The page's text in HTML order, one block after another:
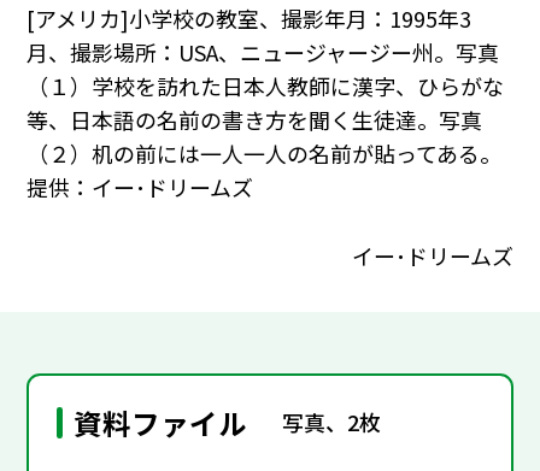
[アメリカ]小学校の教室、撮影年月：1995年3
月、撮影場所：USA、ニュージャージー州。写真
（１）学校を訪れた日本人教師に漢字、ひらがな
等、日本語の名前の書き方を聞く生徒達。写真
（２）机の前には一人一人の名前が貼ってある。
提供：イー･ドリームズ
イー･ドリームズ
資料ファイル 写真、2枚